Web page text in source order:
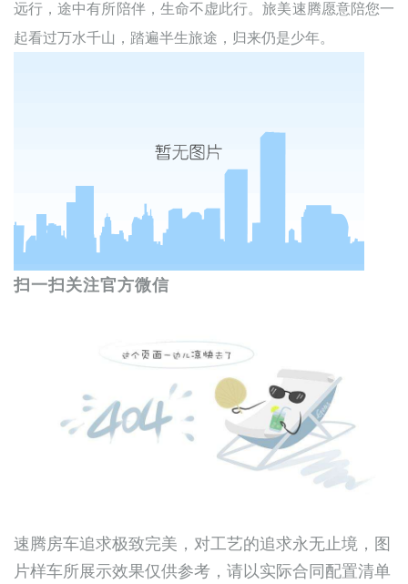
远行，途中有所陪伴，生命不虚此行。旅美速腾愿意陪您一
起看过万水千山，踏遍半生旅途，归来仍是少年。
扫一扫关注官方微信
速腾房车追求极致完美，对工艺的追求永无止境，图
片样车所展示效果仅供参考，请以实际合同配置清单